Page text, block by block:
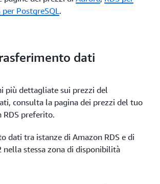
per PostgreSQL .
dati
più dettagliate sui prezzi del
consulta la pagina dei prezzi del tuo
RDS preferito.
dati tra istanze di Amazon RDS e di
nella stessa zona di disponibilità